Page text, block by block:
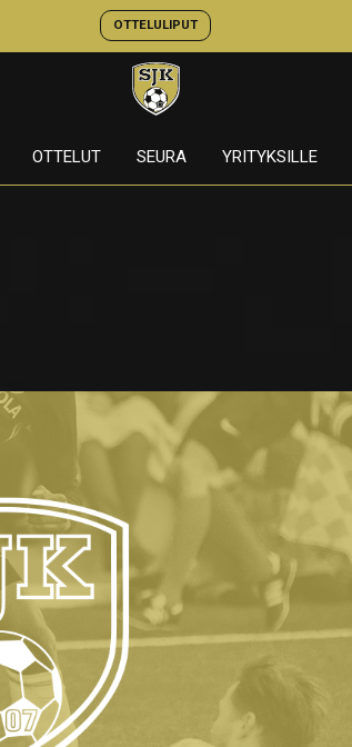
OTTELULIPUT
OTTELUT SEURA YRITYKSILLE